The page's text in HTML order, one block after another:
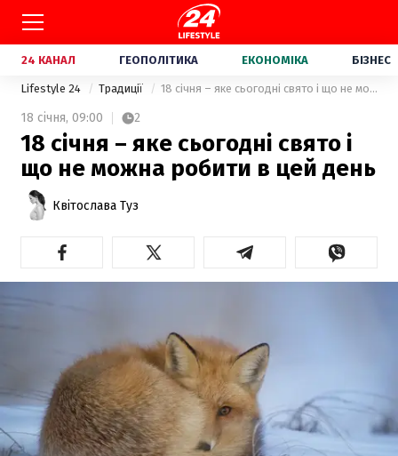
24 КАНАЛ ГЕОПОЛІТИКА ЕКОНОМІКА БІЗНЕС
Lifestyle 24 Традиції 18 січня – яке сьогодні свято і що не можна робити в цей день
18 січня, 09:00 2
18 січня – яке сьогодні свято і
що не можна робити в цей день
Квітослава Туз